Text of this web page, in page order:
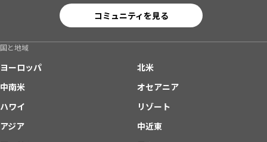
コミュニティを見る
国と地域
ヨーロッパ
北米
中南米
オセアニア
ハワイ
リゾート
アジア
中近東